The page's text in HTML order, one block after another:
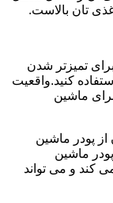
تان بالاست.
تمیزتر شدن
کنید.واقعیت
ماشین
پودر ماشین
ماشین
کند و می تواند